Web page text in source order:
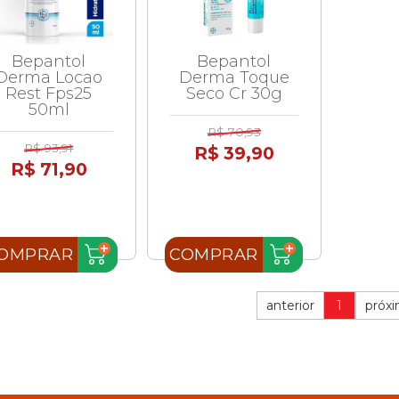
Bepantol
Locao
Rest Fps25
50ml
R$ 93,91
R$ 71,90
Bepantol
Derma Toque
Seco Cr 30g
R$ 70,93
R$ 39,90
COMPRAR
anterior 1